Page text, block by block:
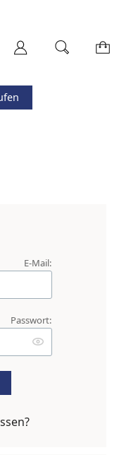
E-Mail:
Passwort: